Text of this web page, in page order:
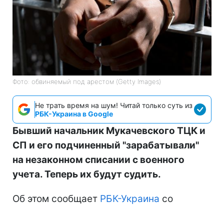
Фото: обвиняемый под арестом (Getty Images)
Не трать время на шум! Читай только суть из
РБК-Украина в Google
Бывший начальник Мукачевского ТЦК и
СП и его подчиненный "зарабатывали"
на незаконном списании с военного
учета. Теперь их будут судить.
Об этом сообщает РБК-Украина со